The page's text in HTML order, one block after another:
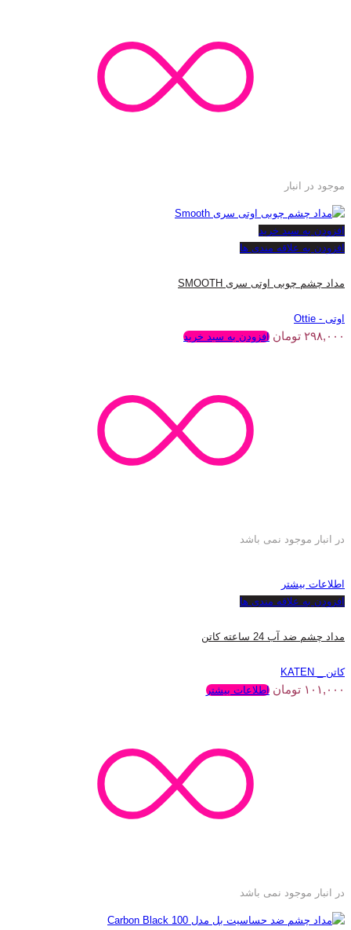
موجود در انبار
افزودن به سبد خرید
افزودن به علاقه مندی ها
مداد چشم چوبی اوتی سری SMOOTH
اوتی - Ottie
۲۹۸,۰۰۰ تومان افزودن به سبد خرید
در انبار موجود نمی باشد
اطلاعات بیشتر
افزودن به علاقه مندی ها
مداد چشم ضد آب 24 ساعته کاتن
کاتن _ KATEN
۱۰۱,۰۰۰ تومان اطلاعات بیشتر
در انبار موجود نمی باشد